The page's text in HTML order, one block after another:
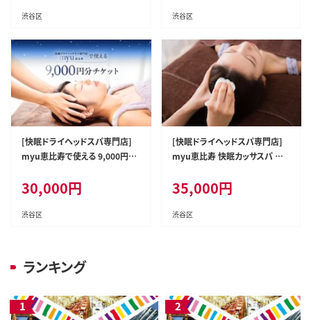
渋谷区 渋谷区
[快眠ドライヘッドスパ専門店]
myu恵比寿で使える 9,000円分
30,000円
渋谷区
[快眠ドライヘッドスパ専門店]
myu恵比寿 快眠カッサスパ ご
35,000円
渋谷区
ランキング